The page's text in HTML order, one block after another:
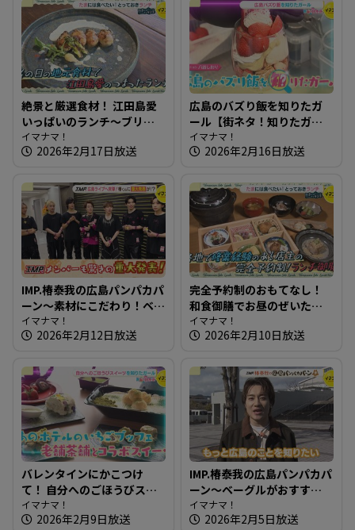
絶景と厳選食材！ 江田島愛
いっぱいのランチ～ブリコ
ラージュ ディセット【たま
にはそとランチ】
イマナマ！
2026年2月17日放送
広島のバズり飯を知りたガ
ール【街ネタ！知りたガー
ル】
イマナマ！
2026年2月16日放送
IMP.椿泰我の広島パンパカパ
ーン～素材にこだわり！ベ
ーグル・総菜パンのお店＆
IMP.広島ライブへ突撃！椿く
イマナマ！
2026年2月12日放送
完全予約制のおもてなし！
和食御膳でお昼のぜいたく
～和ごころ 成【たまにはそ
とランチ】
イマナマ！
2026年2月10日放送
バレンタインにかこつけ
て！ 自分へのごほうびスイ
ーツを知りたガール【街ネ
タ！知りたガール】
イマナマ！
2026年2月9日放送
IMP.椿泰我の広島パンパカパ
ーン～ベーグルがおすす
め！生ドーナツも絶品のパ
ン屋さん
イマナマ！
2026年2月5日放送